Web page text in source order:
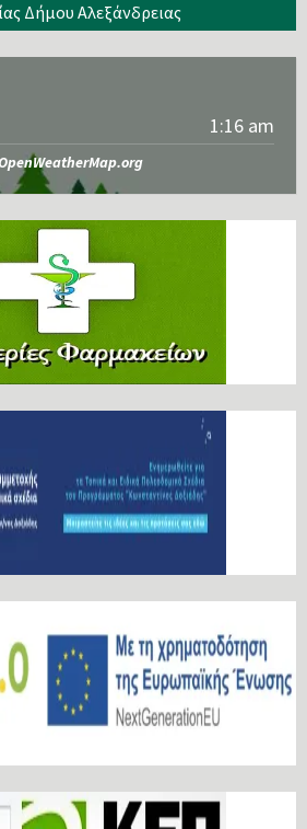
Δήμου Αλεξάνδρειας
1:16 am
OpenWeatherMap.org